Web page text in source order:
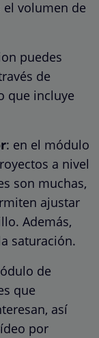
volumen de
puedes
de
que incluye
: en el módulo
a nivel
son muchas,
ajustar
Además,
saturación.
de
que
así
por